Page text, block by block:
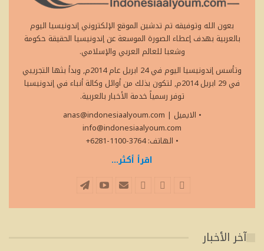
بعون الله وتوفيقه تم تدشين الموقع الإلكتروني إندونيسيا اليوم
بالعربية بهدف إعطاء الصورة الموسعة عن إندونيسيا الحقيقة حكومة
وشعبا للعالم العربي والإسلامي.
وتأسس إندونيسيا اليوم في 24 ابريل عام 2014م, وبدأ بثها التجريبي
في 29 ابريل 2014م, لتكون بذلك من أوائل وكالة أنباء في إندونيسيا
توفر رسمياً خدمة الأخبار بالعربية.
• الايميل
anas@indonesiaalyoum.com |
info@indonesiaalyoum.com
• الهاتف: 3764-1100-6281+
اقرأ أكثر...
آخر الأخبار